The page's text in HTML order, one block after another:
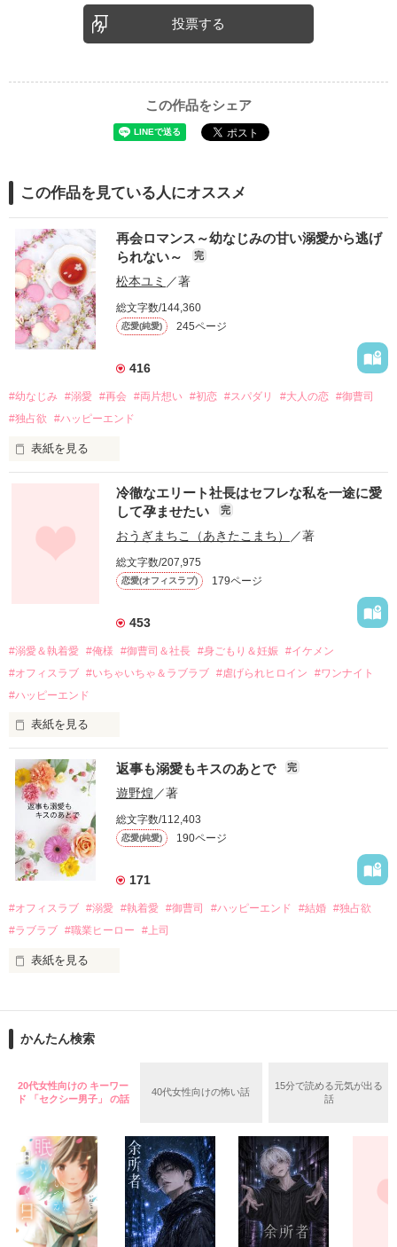
投票する
この作品をシェア
この作品を見ている人にオススメ
再会ロマンス～幼なじみの甘い溺愛から逃げ
られない～
完
松本ユミ ／著
総文字数/144,360
恋愛(純愛) 245ページ
416
#幼なじみ #溺愛 #再会 #両片想い #初恋 #スパダリ #大人の恋 #御曹司
#独占欲
#ハッピーエンド
表紙を見る
幼なじみの哲平に淡い恋心を抱いていた美桜。
しかし、ある出来事をきっかけに二人の関係は壊れてしまう。
関係修復もできないまま、美桜は両親の離婚によって
引っ越すことになり、哲平とも離れ離れになった。
それから約十二年後。
過去の傷から、二度と会いたくないと思っていた哲平に
運命のような再会を果たす。
酔った勢いで一夜を共にしてしまった。
さらに、美桜が初めてだと知った哲平は
『責任をとる、結婚しよう』と真っ直ぐに告げてきた。
戸惑う美桜とは裏腹に、好きという気持ちを隠すことなく
甘やかしてくる。
そんなある日、哲平は美桜がストーカー被害に
遭っていることを知る。
美桜を守るため、哲平は同居を提案してきて――。
夏木美桜(なつきみお)
鳴海哲平 (なるみてっぺい)
2026.6.5～2026.7.25
＊以前、公開していた話の改稿版です＊
作品を読む
冷徹なエリート社長はセフレな私を一途に愛
して孕ませたい
完
おうぎまちこ（あきたこまち） ／著
総文字数/207,975
恋愛(オフィスラブ) 179ページ
453
#溺愛＆執着愛 #俺様 #御曹司＆社長 #身ごもり＆妊娠 #イケメン
#オフィスラブ #いちゃいちゃ＆ラブラブ #虐げられヒロイン
#ワンナイト
#ハッピーエンド
表紙を見る
おかしな噂を流されて前の職場でうまくいかなかった梅田美
桜は、海外で傷心旅行をしていたところ、日本人美青年と出会
い、酒の勢いもあり一夜限りの関係となる。
帰国後、美桜は新しい職場でワンナイトした美青年と再会。
なんと彼の正体は、とある財閥御曹司にも関わらず、一族を離
れて起業した新進気鋭の実業家、社内でも冷徹だと評判な社長
――御影恭司その人だったのだ――！
なぜか恭司から飼い猫の世話係を命じられた美桜は、猫の世
の関係となってしまい――？
返事も溺愛もキスのあとで 完
遊野煌／著
総文字数/112,403
恋愛(純愛) 190ページ
171
#オフィスラブ #溺愛 #執着愛 #御曹司 #ハッピーエンド #結婚 #独占欲
#ラブラブ #職業ヒーロー #上司
表紙を見る
ションの企画戦略室で働いている。
めた、同期で恋人の石垣守（26）がいるのだが、後輩の姫原由
いた。
守と由羅から『便利屋雛子』と馬鹿にされ、一人こっそり泣い
た上、同居まで提案してきて──？
鷹哉『宜しくな、俺の雛子』🦅
雛子『俺の……ひぃ、雛子？！！！』🐥
シゴデキで冷徹な上司が見せる素顔は、なぜか想像以上に甘く
かんたん検索
20代女性向けの キーワー
ド 「セクシー男子」 の話
40代女性向けの怖い話
15分で読める元気が出る
話